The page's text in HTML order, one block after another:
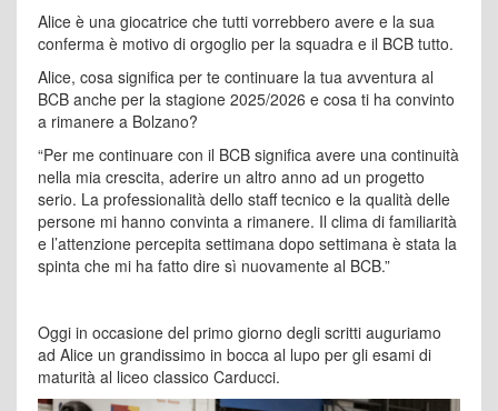
Alice è una giocatrice che tutti vorrebbero avere e la sua
conferma è motivo di orgoglio per la squadra e il BCB tutto.
Alice, cosa significa per te continuare la tua avventura al
BCB anche per la stagione 2025/2026 e cosa ti ha convinto
a rimanere a Bolzano?
“Per me continuare con il BCB significa avere una continuità
nella mia crescita, aderire un altro anno ad un progetto
serio. La professionalità dello staff tecnico e la qualità delle
persone mi hanno convinta a rimanere. Il clima di familiarità
e l’attenzione percepita settimana dopo settimana è stata la
spinta che mi ha fatto dire sì nuovamente al BCB.”
Oggi in occasione del primo giorno degli scritti auguriamo
ad Alice un grandissimo in bocca al lupo per gli esami di
maturità al liceo classico Carducci.